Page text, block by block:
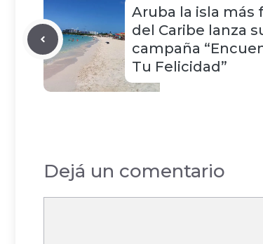
Aruba la isla más
del Caribe lanza
campaña
Tu Felicidad”
Dejá un comentario